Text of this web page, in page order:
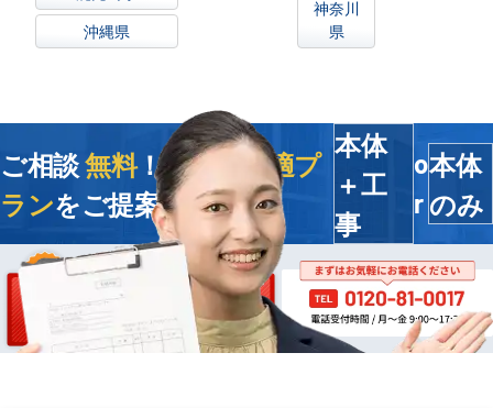
神奈川
県
沖縄県
ご相談無料！今すぐ
最適プ
ランをご提案します
本体
＋工
事
o
r
本体
のみ